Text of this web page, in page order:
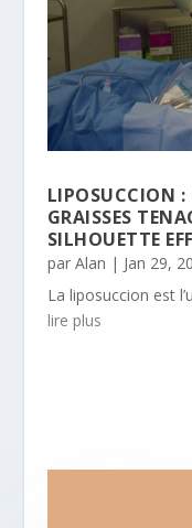
LIPOSUCCION :
GRAISSES
SILHOUETTE
par Alan | Jan 29,
La liposuccion est
lire plus